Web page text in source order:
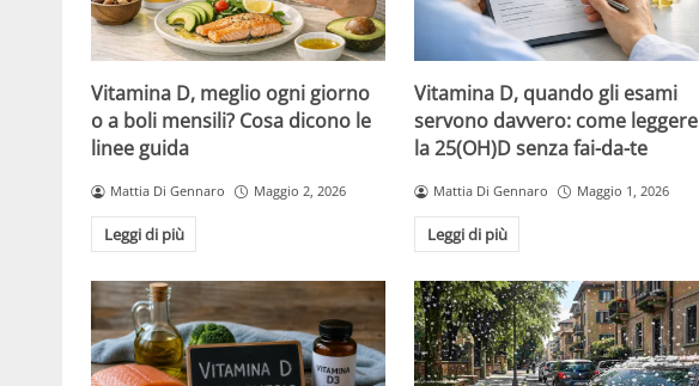
Vitamina D, meglio ogni giorno
o a boli mensili? Cosa dicono le
linee guida
Mattia Di Gennaro Maggio 2, 2026
Leggi di più
Vitamina D, quando gli esami
servono davvero: come leggere
la 25(OH)D senza fai-da-te
Mattia Di Gennaro Maggio 1, 2026
Leggi di più